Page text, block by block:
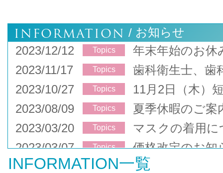
INFORMATION / お知らせ
2023/12/12
Topics
年末年始のお休
2023/11/17
Topics
歯科衛生士、歯
2023/10/27
Topics
11月2日（木）
2023/08/09
Topics
夏季休暇のご案
2023/03/20
Topics
マスクの着用に
2023/03/07
Topics 価格改定のお知
INFORMATION一覧